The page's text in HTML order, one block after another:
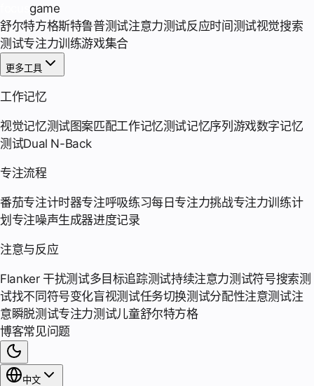
game
舒尔特方格斯特鲁普测试注意力测试反应时间测试视觉搜索
测试专注力训练游戏集合
更多工具
工作记忆
视觉记忆测试图案匹配工作记忆测试记忆序列游戏数字记忆
测试Dual N-Back
专注流程
番茄专注计时器专注呼吸练习每日专注力挑战专注力训练计
划 专注噪声生成器进度记录
注意与反应
Flanker 干扰测试多目标追踪测试持续注意力测试符号搜索测
试找不同符号变化盲视测试任务切换测试分配性注意测试注
意瞬脱测试专注力测试儿童舒尔特方格
博客常见问题
中文